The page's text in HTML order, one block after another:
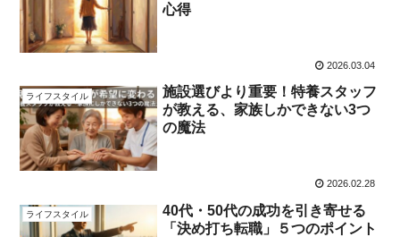
心得
2026.03.04
ライフスタイル
施設選びより重要！特養スタッフ
が教える、家族しかできない3つ
の魔法
2026.02.28
ライフスタイル
40代・50代の成功を引き寄せる
「決め打ち転職」５つのポイント